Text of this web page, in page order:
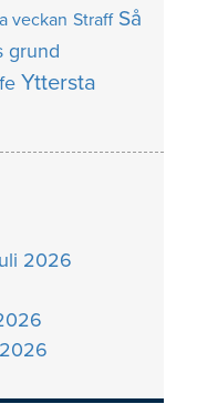
veckan Straff Så
grund
Yttersta
2026